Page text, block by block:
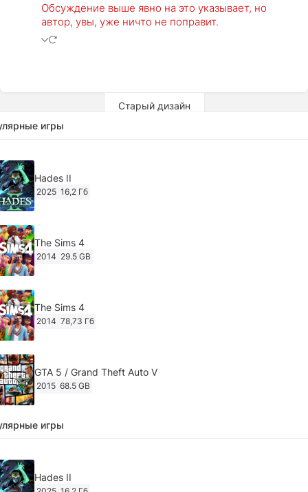
Обсуждение выше явно на это указывает, но
автор, увы, уже ничто не поправит.
Старый дизайн
игры
Hades II
2025 16,2 Гб
The Sims 4
2014 29.5 GB
The Sims 4
2014 78,73 Гб
GTA 5 / Grand Theft Auto V
2015 68.5 GB
Ghost of Tsushima: Director's Cut v.1053.8.1023.1614
игры
Hades II